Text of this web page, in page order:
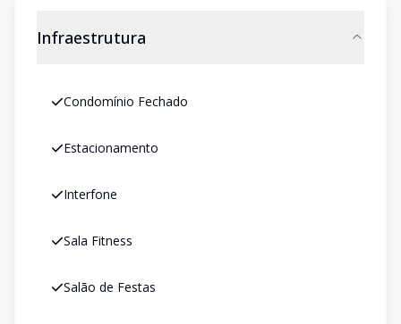
Infraestrutura
Condomínio Fechado
Estacionamento
Interfone
Sala Fitness
Salão de Festas